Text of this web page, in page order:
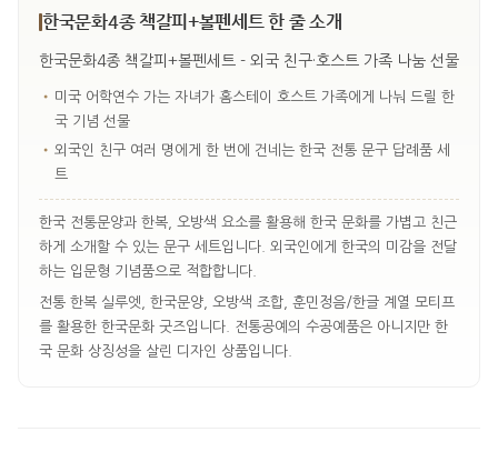
한국문화4종 책갈피+볼펜세트 한 줄 소개
한국문화4종 책갈피+볼펜세트 - 외국 친구·호스트 가족 나눔 선물
• 미국 어학연수 가는 자녀가 홈스테이 호스트 가족에게 나눠 드릴 한
국 기념 선물
• 외국인 친구 여러 명에게 한 번에 건네는 한국 전통 문구 답례품 세
트
한국 전통문양과 한복, 오방색 요소를 활용해 한국 문화를 가볍고 친근
하게 소개할 수 있는 문구 세트입니다. 외국인에게 한국의 미감을 전달
하는 입문형 기념품으로 적합합니다.
전통 한복 실루엣, 한국문양, 오방색 조합, 훈민정음/한글 계열 모티프
를 활용한 한국문화 굿즈입니다. 전통공예의 수공예품은 아니지만 한
국 문화 상징성을 살린 디자인 상품입니다.